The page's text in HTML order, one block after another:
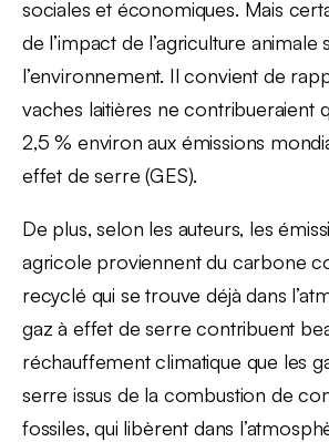
sociales et économiques. Mais
de l’impact de l’agriculture animale
l’environnement. Il convient de
vaches laitières ne contribueraient
2,5 % environ aux émissions
effet de serre (GES).
De plus, selon les auteurs, les
agricole proviennent du carbone
recyclé qui se trouve déjà dans
gaz à effet de serre contribuent
réchauffement climatique que les
serre issus de la combustion de
fossiles, qui libèrent dans